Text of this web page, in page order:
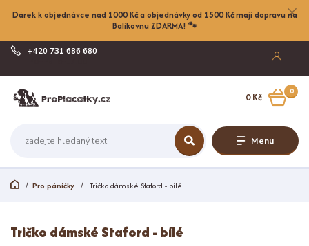
Dárek k objednávce nad 1000 Kč a objednávky od 1500 Kč mají dopravu na
Balíkovnu ZDARMA! 🐾
Menu
+420 731 686 680
0
0 Kč
Pro páníčky Tričko dámské Staford - bílé
Tričko dámské Staford - bílé